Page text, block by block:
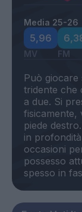
Media 25-26
5,96
MV FM
Può
tridente che
a due. Si
fisicamente,
piede
in
occasioni
possesso